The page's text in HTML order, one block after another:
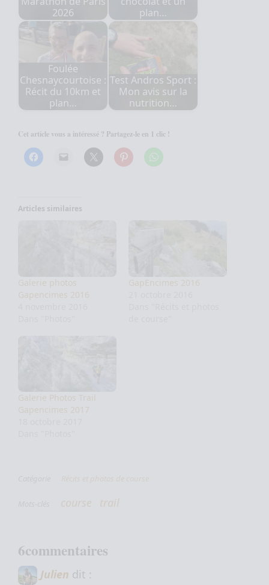
2026
plan…
Foulée
Chesnaycourtoise :
Récit du 10km et
plan…
Test Andros Sport :
Mon avis sur la
nutrition…
Cet article vous a intéressé ? Partagez-le en 1 clic !
Articles similaires
Galerie photos
Gapencimes 2016
GapEncimes 2016
Galerie Photos Trail
Gapencimes 2017
Récits et photos de course
course trail
6commentaires
Julien dit :